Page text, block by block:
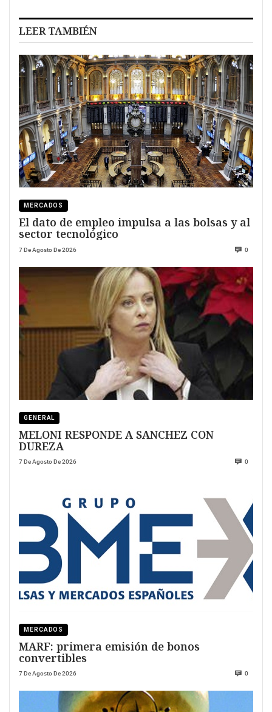
LEER TAMBIÉN
MERCADOS
El dato de empleo impulsa a las bolsas y al
sector tecnológico
7 De Agosto De 2026 0
GENERAL
MELONI RESPONDE A SANCHEZ CON
DUREZA
7 De Agosto De 2026 0
MERCADOS
MARF: primera emisión de bonos
convertibles
7 De Agosto De 2026 0